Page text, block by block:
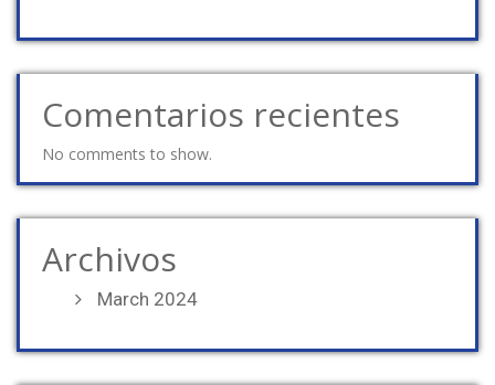
Comentarios recientes
No comments to show.
Archivos
March 2024